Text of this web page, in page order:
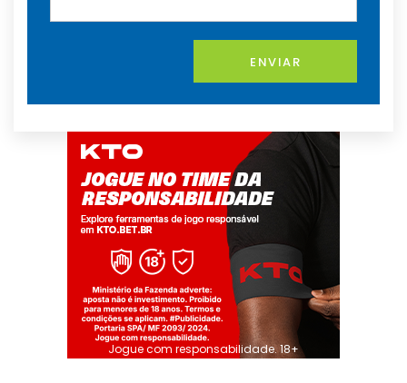
ENVIAR
Jogue com responsabilidade. 18+